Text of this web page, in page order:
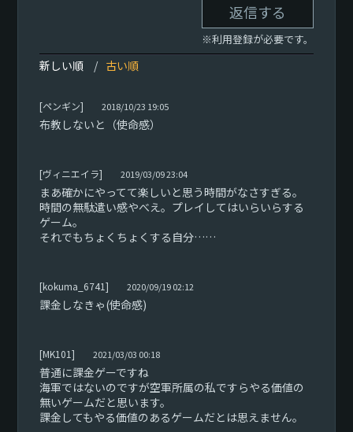
返信する
※利用登録が必要です。
新しい順 古い順
[ペンギン] 2018/10/23 19:05
布教しないと（使命感）
[ヴィニエイラ] 2019/03/09 23:04
まあ確かにやってて楽しいと思う時間がなさすぎる。
時間の無駄遣い感やべえ。プレイしてはいらいらする
ゲーム。
それでもちょくちょくする自分……
[kokuma_6741] 2020/09/19 02:12
課金しなきゃ(使命感)
[MK101] 2021/03/03 00:18
普通に課金ゲーですね
海軍ではないのですが空軍所属の私ですらやる価値の
無いゲームだと思います。
課金してもやる価値のあるゲームだとは思えません。